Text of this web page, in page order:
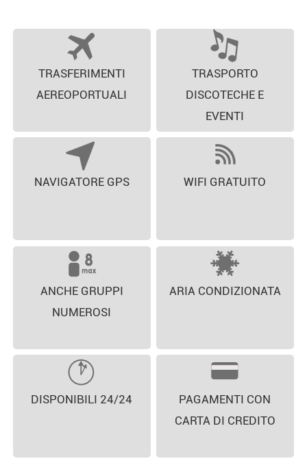
TRASFERIMENTI
AEREOPORTUALI
TRASPORTO
DISCOTECHE E
EVENTI
NAVIGATORE GPS WIFI GRATUITO
ANCHE GRUPPI
NUMEROSI
ARIA CONDIZIONATA
DISPONIBILI 24/24
PAGAMENTI CON
CARTA DI CREDITO